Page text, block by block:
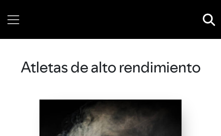
Atletas de alto rendimiento